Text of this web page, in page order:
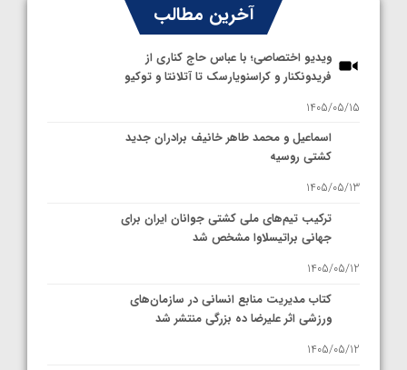
آخرین مطالب
ویدیو اختصاصی؛ با عباس حاج کناری از
فریدونکنار و کراسنویارسک تا آتلانتا و توکیو
1405/05/15
اسماعیل و محمد طاهر خانیف برادران جدید
کشتی روسیه
1405/05/13
ترکیب تیم‌های ملی کشتی جوانان ایران برای
جهانی براتیسلاوا مشخص شد
1405/05/12
کتاب مدیریت منابع انسانی در سازمان‌های
ورزشی اثر علیرضا ده بزرگی منتشر شد
1405/05/12